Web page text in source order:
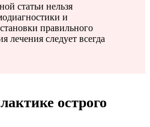
статьи нельзя
и
правильного
лечения следует всегда
острого